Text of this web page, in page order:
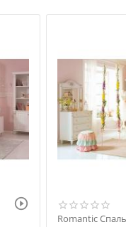

Romantic